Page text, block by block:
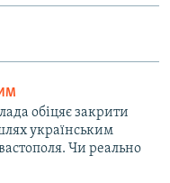
обіцяє закрити
українським
Чи реально